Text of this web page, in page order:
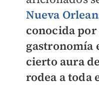
Nueva
conocida por
gastronomía
cierto aura
rodea a toda